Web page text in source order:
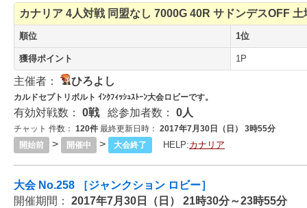
カナリア 4人対戦 同盟なし 7000G 40R サドンデスOFF 土
順位 1位
獲得ポイント 1P
主催者： ひろよし
カルドセプトリボルト ｲﾝｸﾌｨｯｼｭｽﾄｰﾝ大会ロビーです。
有効対戦数： 0戦総参加者数： 0人
チャット 件数： 120件 最終更新日時： 2017年7月30日（日） 3時55分
開始前
> 開催中 > 大会終了 HELP:カナリア
大会 No.258 ［ジャンクション ロビー］
開催期間： 2017年7月30日（日） 21時30分～23時55分